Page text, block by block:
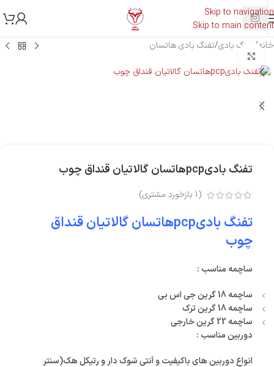
Skip to navigation
Skip to main content
خانه/ تفنگ بادی/تفنگ بادی هاتسان
تفنگ بادیpcpهاتسان گالاتیان قنداق چوب
(
1 بازخورد مشتری)
تفنگ بادیpcpهاتسان گالاتیان قنداق
چوب
ساچمه مناسب :
ساچمه 18 گرین جی اس بی
ساچمه 18 گرین ترک
ساچمه 22 گرین خارجی
دوربین مناسب :
انواع دوربین های باکیفیت و آنتی شوک دار و رتیکل هک(سنتر